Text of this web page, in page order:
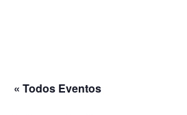
« Todos Eventos